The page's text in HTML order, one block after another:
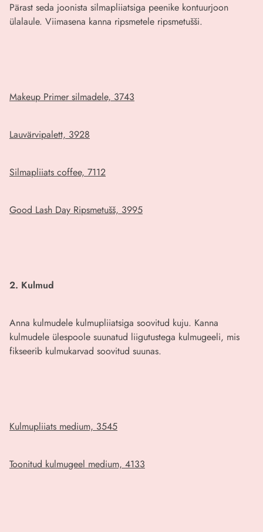
Pärast seda joonista silmapliiatsiga peenike kontuurjoon
ülalaule. Viimasena kanna ripsmetele ripsmetušši.
Makeup Primer silmadele, 3743
Lauvärvipalett, 3928
Silmapliiats coffee, 7112
Good Lash Day Ripsmetušš, 3995
2. Kulmud
Anna kulmudele kulmupliiatsiga soovitud kuju. Kanna
kulmudele ülespoole suunatud liigutustega kulmugeeli, mis
fikseerib kulmukarvad soovitud suunas.
Kulmupliiats medium, 3545
Toonitud kulmugeel medium, 4133